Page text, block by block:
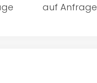
auf Anfrage